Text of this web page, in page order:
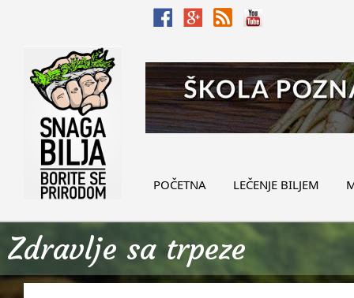
POČETNA LEČENJE BILJEM
Zdravlje sa trpeze